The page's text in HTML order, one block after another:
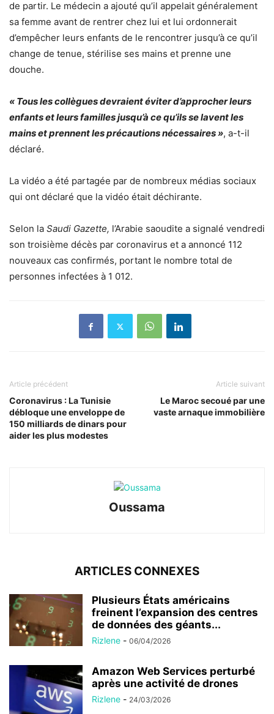
de partir. Le médecin a ajouté qu’il appelait généralement
sa femme avant de rentrer chez lui et lui ordonnerait
d’empêcher leurs enfants de le rencontrer jusqu’à ce qu’il
change de tenue, stérilise ses mains et prenne une
douche.
« Tous les collègues devraient éviter d’approcher leurs
enfants et leurs familles jusqu’à ce qu’ils se lavent les
mains et prennent les précautions nécessaires », a-t-il
déclaré.
La vidéo a été partagée par de nombreux médias sociaux
qui ont déclaré que la vidéo était déchirante.
Selon la Saudi Gazette, l’Arabie saoudite a signalé vendredi
son troisième décès par coronavirus et a annoncé 112
nouveaux cas confirmés, portant le nombre total de
personnes infectées à 1 012.
Article précédent
Coronavirus : La Tunisie
débloque une enveloppe de
150 milliards de dinars pour
aider les plus modestes
Article suivant
Le Maroc secoué par une
vaste arnaque immobilière
Oussama
ARTICLES CONNEXES
Plusieurs États américains
freinent l’expansion des centres
de données des géants...
Rizlene - 06/04/2026
Amazon Web Services perturbé
après une activité de drones
Rizlene - 24/03/2026